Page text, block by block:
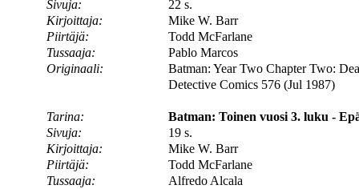
Sivuja:
22 s.
Kirjoittaja:
Mike W. Barr
Piirtäjä:
Todd McFarlane
Tussaaja:
Pablo Marcos
Originaali:
Batman: Year Two Chapter Two:
Detective Comics 576 (Jul 1987)
Tarina:
Batman: Toinen vuosi 3. luku -
Sivuja:
19 s.
Kirjoittaja:
Mike W. Barr
Piirtäjä:
Todd McFarlane
Tussaaja:
Alfredo Alcala